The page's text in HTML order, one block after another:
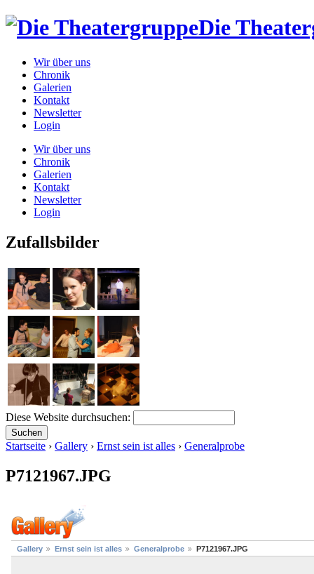
Die
Wir über uns
Chronik
Galerien
Kontakt
Newsletter
Login
Wir über uns
Chronik
Galerien
Kontakt
Newsletter
Login
Zufallsbilder
Diese Website durchsuchen:
Startseite › Gallery › Ernst sein ist alles › Generalprobe
P7121967.JPG
Gallery Ernst sein ist alles Generalprobe P7121967.JPG